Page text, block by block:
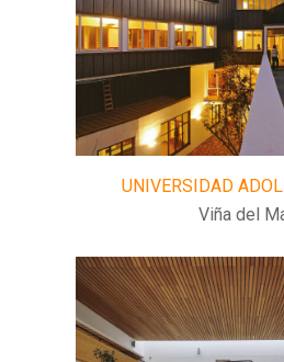
UNIVERSIDAD
Viña del